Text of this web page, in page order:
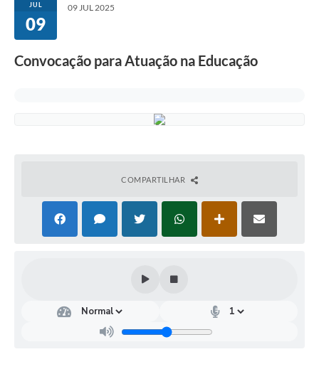
JUL
09
09 JUL 2025
Convocação para Atuação na Educação
COMPARTILHAR